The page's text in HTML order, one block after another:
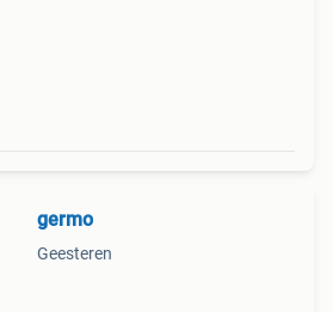
germo
Geesteren